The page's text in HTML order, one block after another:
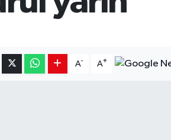
A- A+